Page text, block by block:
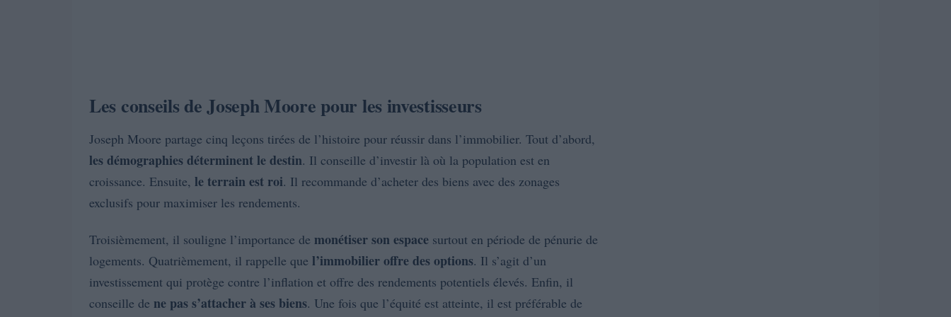
Les conseils de Joseph Moore pour les investisseurs
Joseph Moore partage cinq leçons tirées de l’histoire pour réussir dans l’immobilier. Tout d’abord,
les démographies déterminent le destin. Il conseille d’investir là où la population est en
croissance. Ensuite, le terrain est roi. Il recommande d’acheter des biens avec des zonages
exclusifs pour maximiser les rendements.
Troisièmement, il souligne l’importance de monétiser son espace surtout en période de pénurie de
logements. Quatrièmement, il rappelle que l’immobilier offre des options. Il s’agit d’un
investissement qui protège contre l’inflation et offre des rendements potentiels élevés. Enfin, il
conseille de ne pas s’attacher à ses biens. Une fois que l’équité est atteinte, il est préférable de